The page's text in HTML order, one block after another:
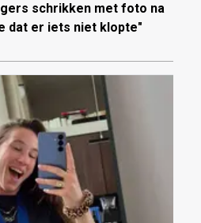
schrikken met foto na
dat er iets niet klopte"